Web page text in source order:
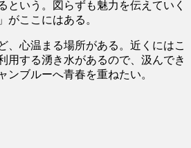
という。図らずも魅力を伝えていく
」がここにはある。
、心温まる場所がある。近くにはこ
用する湧き水があるので、汲んでき
ンブルーへ青春を重ねたい。